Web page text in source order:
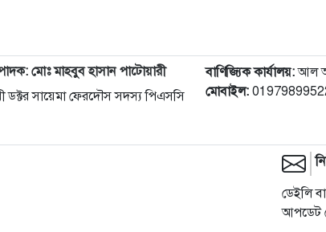
মোঃ মাহবুব হাসান পাটোয়ারী
ডক্টর সায়েমা ফেরদৌস সদস্য পিএসসি
বাণিজ্যিক কার্যালয়:আল
মোবাইল:
ডেইলি
আপডেট